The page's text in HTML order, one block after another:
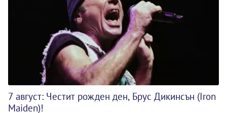
7 август: Честит рожден ден, Брус Дикинсън (Iron
Maiden)!